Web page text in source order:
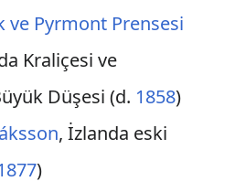
ve Pyrmont Prensesi
Kraliçesi ve
Düşesi (d. 1858)
, İzlanda eski
)